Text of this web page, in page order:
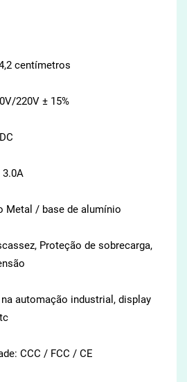
centímetros
220V ± 15%
DC
3.0A
Metal / base de alumínio
, Proteção de sobrecarga,
automação industrial , display
CCC / FCC / CE